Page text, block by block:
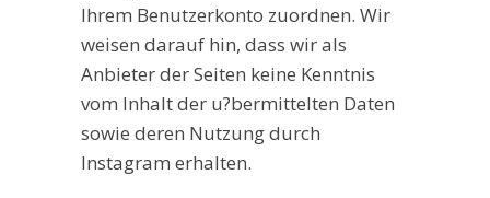
Ihrem Benutzerkonto zuordnen. Wir
weisen darauf hin, dass wir als
Anbieter der Seiten keine Kenntnis
vom Inhalt der u?bermittelten Daten
sowie deren Nutzung durch
Instagram erhalten.